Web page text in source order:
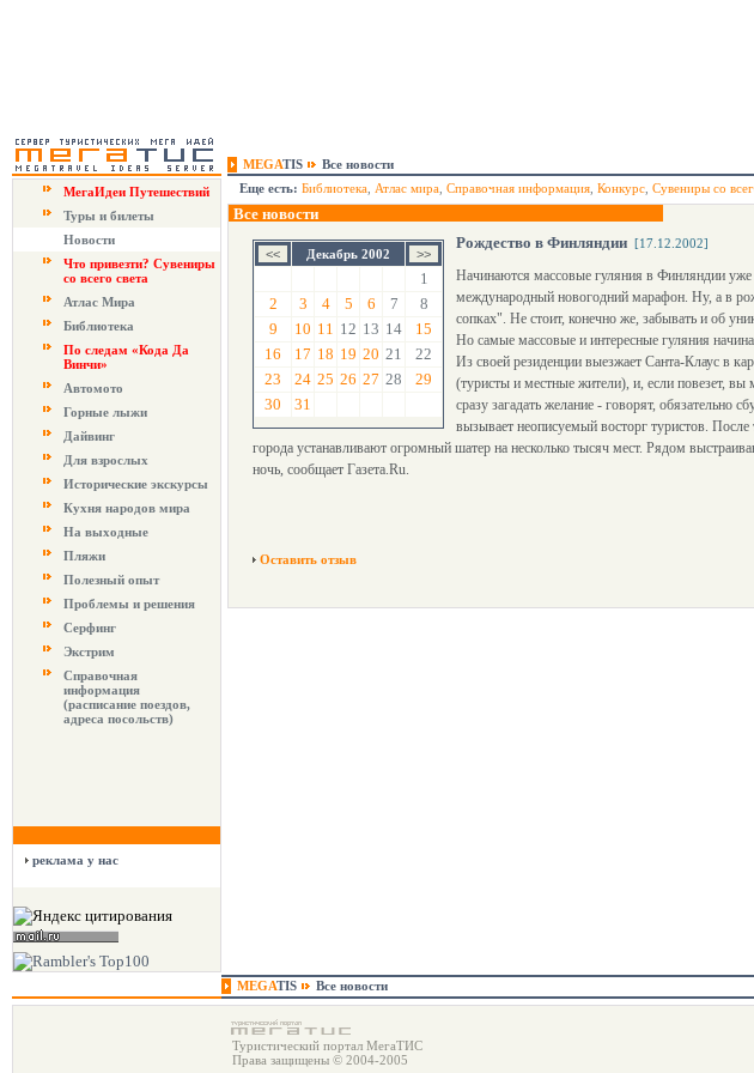
MEGATIS
Все новости
МегаИдеи Путешествий
Туры и билеты
Новости
Что привезти? Сувениры
со всего света
Атлас Мира
Библиотека
По следам «Кода Да
Винчи»
Автомото
Горные лыжи
Дайвинг
Для взрослых
Исторические экскурсы
Кухня народов мира
На выходные
Пляжи
Полезный опыт
Проблемы и решения
Серфинг
Экстрим
Справочная
информация
(расписание поездов,
адреса посольств)
реклама у нас
Еще есть: Библиотека Атлас мира Справочная информация Конкурс Сувениры со
Все новости
Декабрь 2002
1
2
3 4 5 6 7
8
9
10 11 12 13 14
15
16
17 18 19 20 21
22
23
24 25 26 27 28
29
30
31
Рождество в Финляндии [17.12.2002]
Начинаются массовые гуляния в Финляндии уже
международный новогодний марафон. Ну, а в
сопках". Не стоит, конечно же, забывать и об
Но самые массовые и интересные гуляния
Из своей резиденции выезжает Санта-Клаус в
(туристы и местные жители), и, если повезет,
сразу загадать желание - говорят, обязательно
вызывает неописуемый восторг туристов.
города устанавливают огромный шатер на несколько тысяч мест. Рядом
ночь, сообщает Газета.Ru.
Оставить отзыв
MEGATIS Все новости
Туристический портал МегаТИС
Права защищены © 2004-2005